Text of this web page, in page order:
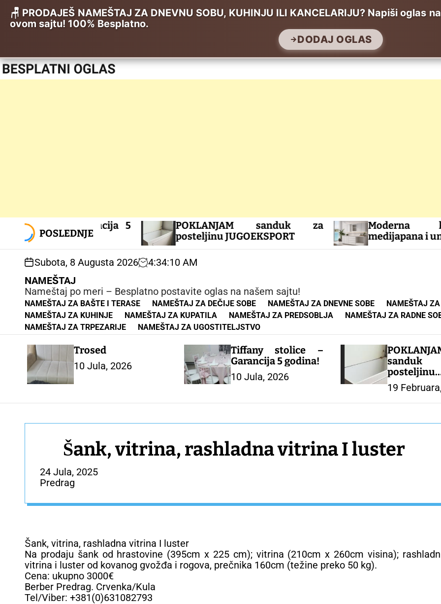
🪑 PRODAJEŠ NAMEŠTAJ ZA DNEVNU SOBU, KUHINJU ILI KANCELARIJU? Napiši oglas
ovom sajtu! 100% Besplatno.
DODAJ OGLAS
POSLEDNJE
– Garancija 5
POKLANJAM sanduk za
posteljinu JUGOEKSPORT
Moderna
medijapana i univera
Subota, 8 Augusta 2026 4:34:11 AM
NAMEŠTAJ
Nameštaj po meri – Besplatno postavite oglas na našem sajtu!
NAMEŠTAJ ZA BAŠTE I TERASE NAMEŠTAJ ZA DEČIJE SOBE NAMEŠTAJ ZA DNEVNE SOBE
NAMEŠTAJ ZA
NAMEŠTAJ ZA KUHINJE
NAMEŠTAJ ZA KUPATILA NAMEŠTAJ ZA PREDSOBLJA
NAMEŠTAJ ZA RADNE
NAMEŠTAJ ZA TRPEZARIJE
NAMEŠTAJ ZA UGOSTITELJSTVO
Trosed
10 Jula, 2026
Tiffany stolice –
Garancija 5 godina!
10 Jula, 2026
posteljinu
19
Šank, vitrina, rashladna vitrina I luster
24 Jula, 2025
Predrag
Šank, vitrina, rashladna vitrina I luster
Na prodaju šank od hrastovine (395cm x 225 cm); vitrina (210cm x 260cm visina);
vitrina i luster od kovanog gvožđa i rogova, prečnika 160cm (težine preko 50 kg).
Cena: ukupno 3000€
Berber Predrag. Crvenka/Kula
Tel/Viber: +381(0)631082793